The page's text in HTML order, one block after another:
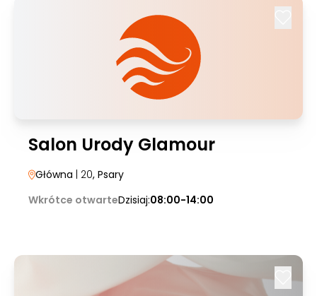
Salon Urody Glamour
Główna | 20, Psary
Wkrótce otwarteDzisiaj:08:00-14:00